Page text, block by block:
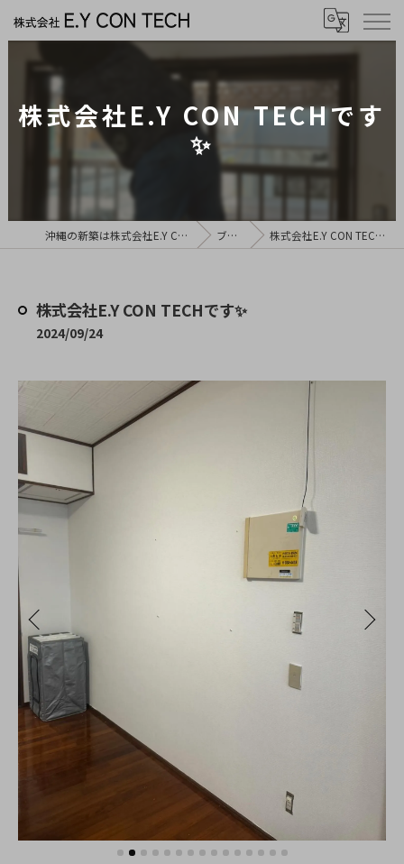
株式会社E.Y CON TECHです
✨
沖縄の新築は株式会社E.Y CON TECH ブログ 株式会社E.Y CON TECHです✨
株式会社E.Y CON TECHです✨
2024/09/24